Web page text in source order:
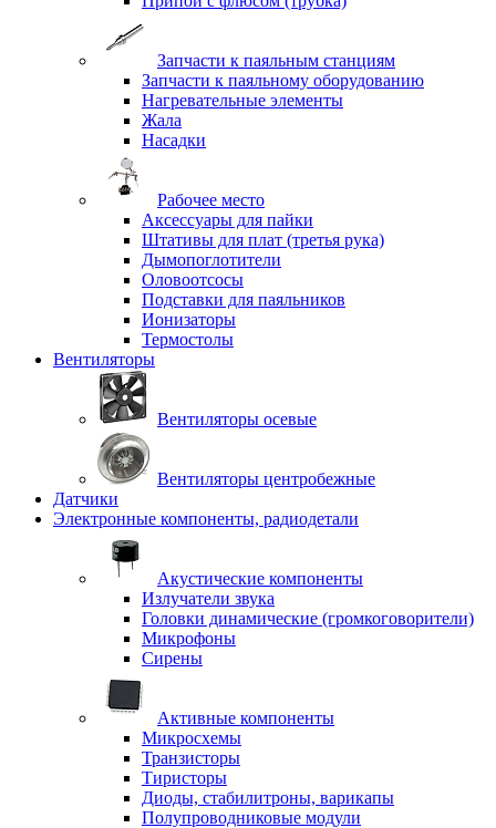
Запчасти к паяльным станциям
Запчасти к паяльному оборудованию
Нагревательные элементы
Жала
Насадки
Рабочее место
Аксессуары для пайки
Штативы для плат (третья рука)
Дымопоглотители
Оловоотсосы
Подставки для паяльников
Ионизаторы
Термостолы
Вентиляторы
Вентиляторы осевые
Вентиляторы центробежные
Датчики
Электронные компоненты, радиодетали
Акустические компоненты
Излучатели звука
Головки динамические (громкоговорители)
Микрофоны
Сирены
Активные компоненты
Микросхемы
Транзисторы
Тиристоры
Диоды, стабилитроны, варикапы
Полупроводниковые модули